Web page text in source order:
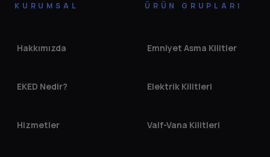
KURUMSAL
Hakkımızda
EKED Nedir?
Hizmetler
ÜRÜN GRUPLARI
Emniyet Asma Kilitler
Elektrik Kilitleri
Valf-Vana Kilitleri